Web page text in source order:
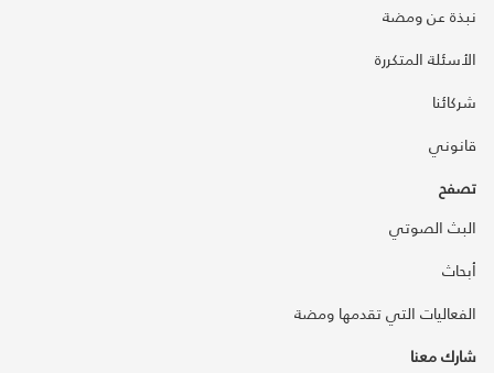
نبذة عن ومضة
الأسئلة المتكررة
شركائنا
قانوني
تصفح
البث الصوتي
أبحاث
الفعاليات التي تقدمها ومضة
شارك معنا